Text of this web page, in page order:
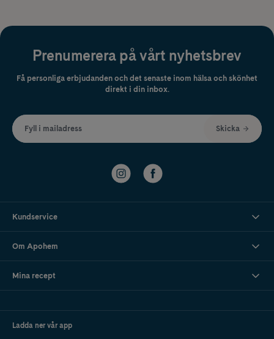
Prenumerera på vårt nyhetsbrev
Få personliga erbjudanden och det senaste inom hälsa och skönhet
direkt i din inbox.
Fyll i mailadress Skicka
Kundservice
Om Apohem
Mina recept
Ladda ner vår app